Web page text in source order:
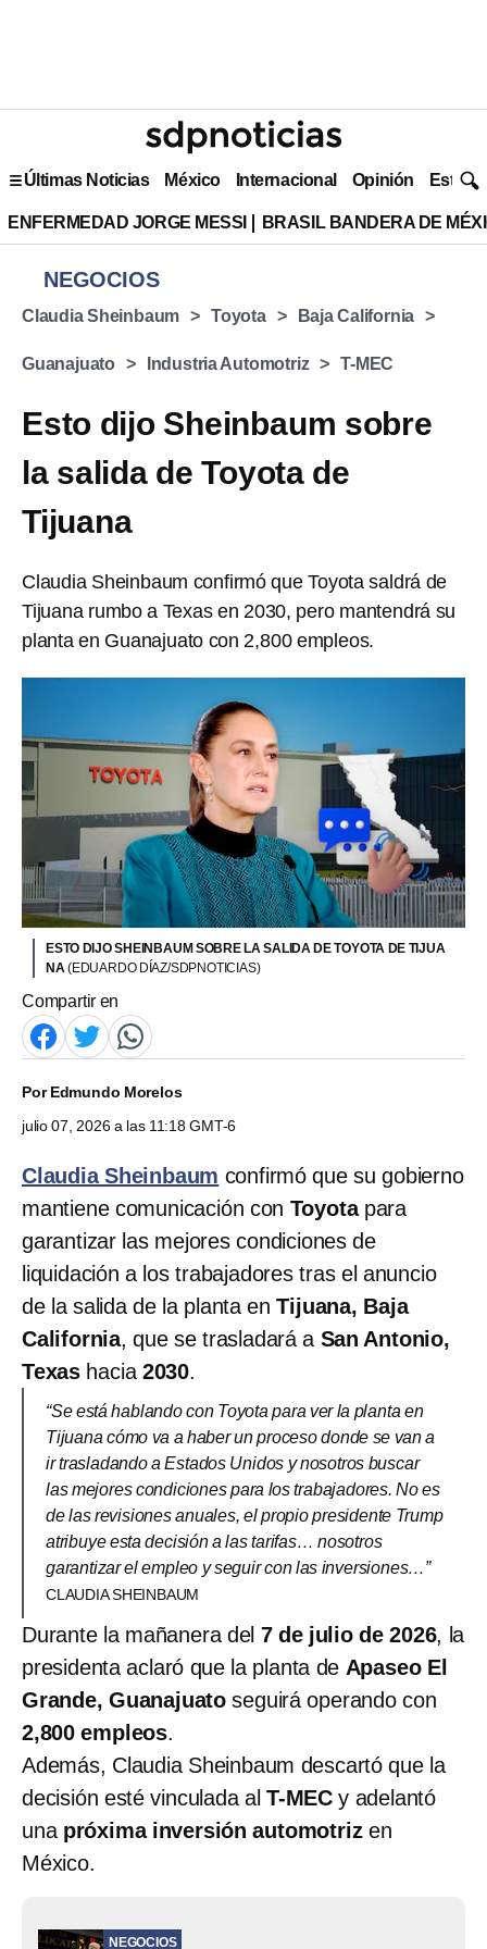
Últimas Noticias México Internacional Opinión Estilo
ENFERMEDAD JORGE MESSI BRASIL BANDERA DE
NEGOCIOS
Claudia Sheinbaum Toyota Baja California
Guanajuato Industria Automotriz T-MEC
Esto dijo Sheinbaum sobre
la salida de Toyota de
Tijuana
Claudia Sheinbaum confirmó que Toyota saldrá de
Tijuana rumbo a Texas en 2030, pero mantendrá su
planta en Guanajuato con 2,800 empleos.
ESTO DIJO SHEINBAUM SOBRE LA SALIDA DE TOYOTA DE TIJUA
NA(EDUARDO DÍAZ/SDPNOTICIAS)
Compartir en
PorEdmundo Morelos
julio 07, 2026 a las 11:18 GMT-6
Claudia Sheinbaum confirmó que su gobierno
mantiene comunicación con Toyotapara
garantizar las mejores condiciones de
liquidación a los trabajadores tras el anuncio
de la salida de la planta enTijuana, Baja
California, que se trasladará a San Antonio,
Texas hacia 2030.
“Se está hablando con Toyota para ver la planta en
Tijuana cómo va a haber un proceso donde se van a
ir trasladando a Estados Unidos y nosotros buscar
las mejores condiciones para los trabajadores. No es
de las revisiones anuales, el propio presidente Trump
atribuye esta decisión a las tarifas… nosotros
garantizar el empleo y seguir con las inversiones…”
CLAUDIA SHEINBAUM
Durante la mañanera del 7 de julio de 2026, la
presidenta aclaró que la planta de Apaseo El
Grande, Guanajuato seguirá operando con
2,800 empleos.
Además, Claudia Sheinbaum descartó que la
decisión esté vinculada alT-MEC y adelantó
una próxima inversión automotrizen
México.
NEGOCIOS